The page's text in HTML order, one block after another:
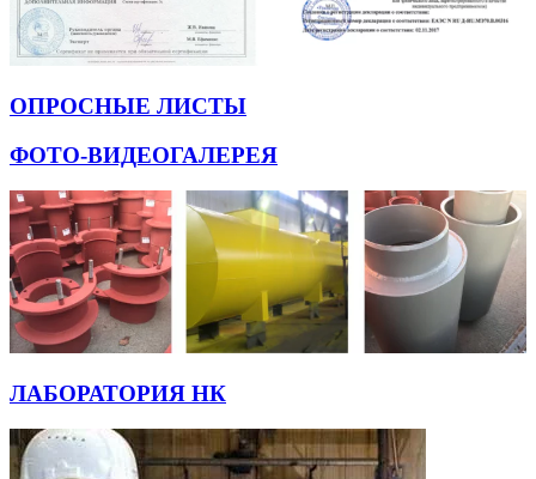
ОПРОСНЫЕ ЛИСТЫ
ФОТО-ВИДЕОГАЛЕРЕЯ
ЛАБОРАТОРИЯ НК